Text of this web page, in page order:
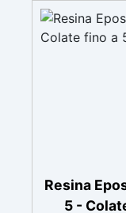
Certificata
con la
Resina
5 -